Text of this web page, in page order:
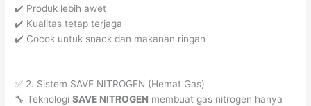
✔️ Produk lebih awet
✔️ Kualitas tetap terjaga
✔️ Cocok untuk snack dan makanan ringan
✅ 2. Sistem SAVE NITROGEN (Hemat Gas)
🔧 TeknologiSAVE NITROGEN membuat gas nitrogen hanya